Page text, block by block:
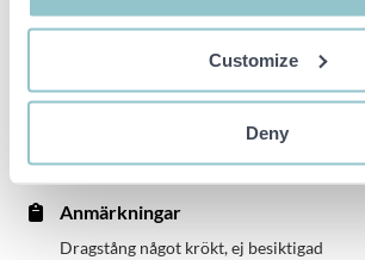
Customize
Deny
EBS bromsanläggning typ Wabco
Duomatic och EBS kontakt lagt fram på drag
Anmärkningar
Dragstång något krökt, ej besiktigad